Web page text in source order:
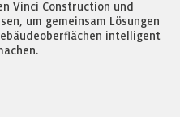
Vinci Construction und
um gemeinsam Lösungen
intelligent